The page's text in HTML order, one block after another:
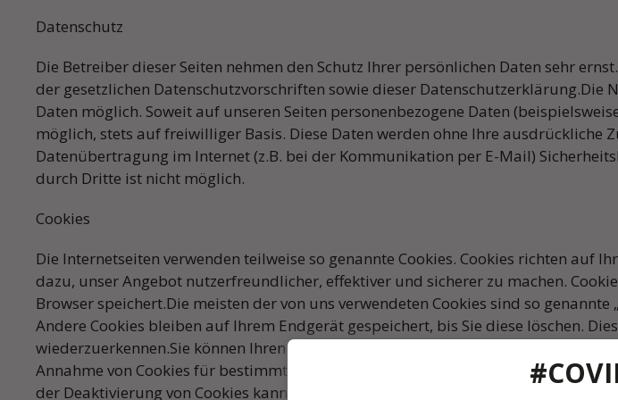
Datenschutz
Die Betreiber dieser Seiten nehmen den Schutz Ihrer persönlichen Daten sehr
der gesetzlichen Datenschutzvorschriften sowie dieser Datenschutzerklärung.Die
Daten möglich. Soweit auf unseren Seiten personenbezogene Daten
möglich, stets auf freiwilliger Basis. Diese Daten werden ohne Ihre
Datenübertragung im Internet (z.B. bei der Kommunikation per E-Mail)
durch Dritte ist nicht möglich.
Cookies
Die Internetseiten verwenden teilweise so genannte Cookies. Cookies richten auf
dazu, unser Angebot nutzerfreundlicher, effektiver und sicherer zu machen.
Browser speichert.Die meisten der von uns verwendeten Cookies sind so
Andere Cookies bleiben auf Ihrem Endgerät gespeichert, bis Sie diese löschen.
wiederzuerkennen.Sie können Ihren Browser so einstellen, dass Sie über das
Annahme von Cookies für bestimmte Fälle oder generell ausschließen sowie das
der Deaktivierung von Cookies kann die Funktionalität dieser Website